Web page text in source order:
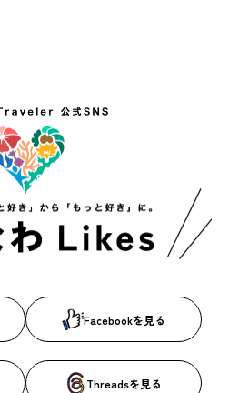
Facebookを見る
Threadsを見る